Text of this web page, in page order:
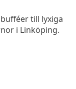
till lyxiga
i Linköping.